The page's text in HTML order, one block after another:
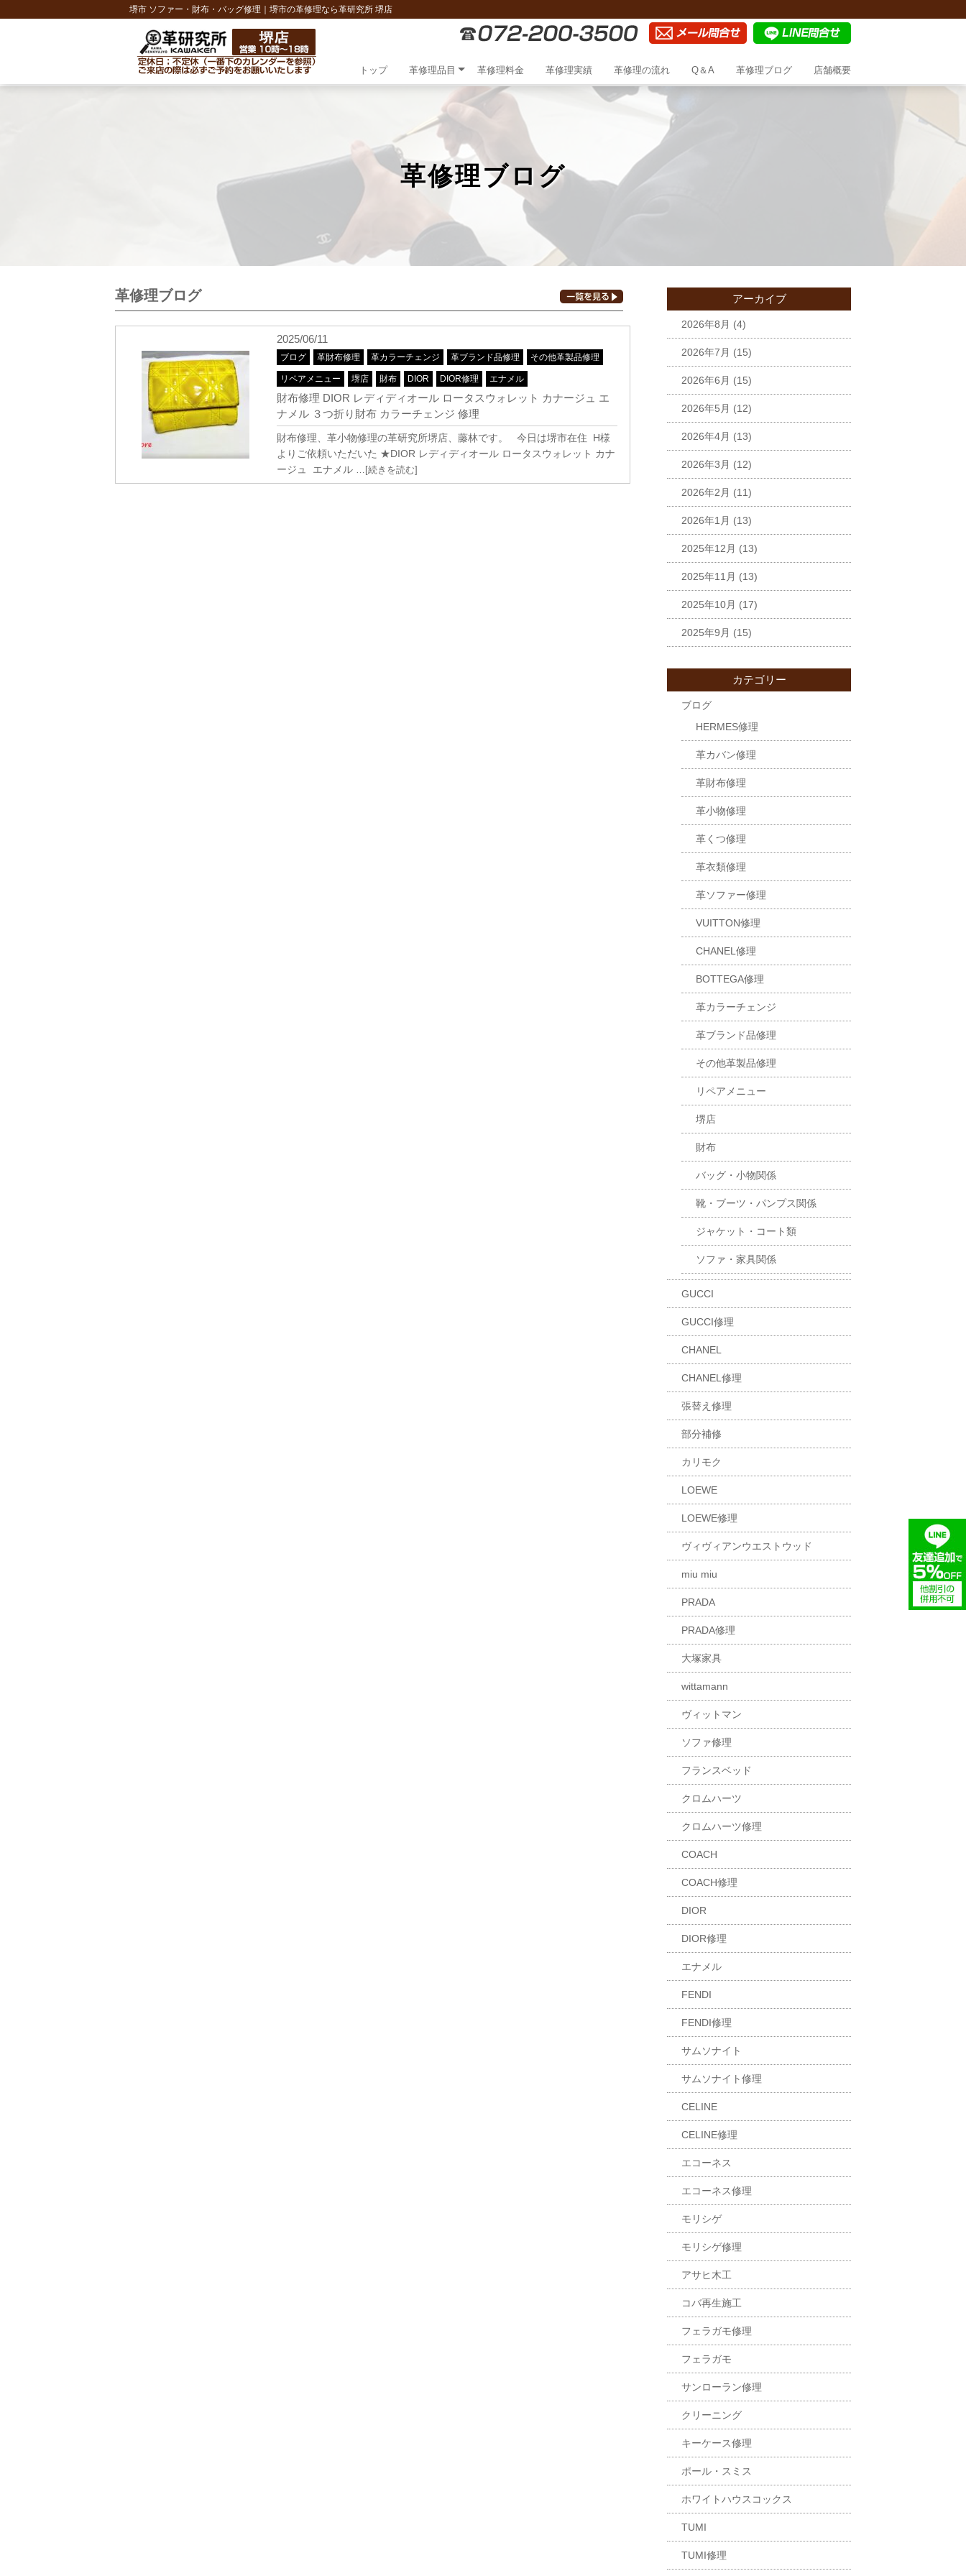
堺市 ソファー・財布・バッグ修理｜堺市の革修理なら革研究所 堺店
トップ 革修理品目 革修理料金 革修理実績 革修理の流れ Q＆A 革修理ブログ 店舗概要
革修理ブログ
革修理ブログ
2025/06/11
ブログ 革財布修理 革カラーチェンジ 革ブランド品修理 その他革製品修理
リペアメニュー 堺店 財布 DIOR DIOR修理 エナメル
財布修理 DIOR レディディオール ロータスウォレット カナージュ エ
ナメル ３つ折り財布 カラーチェンジ 修理
財布修理、革小物修理の革研究所堺店、藤林です。 今日は堺市在住 H様
よりご依頼いただいた ★DIOR レディディオール ロータスウォレット カナ
ージュ エナメル …[続きを読む]
アーカイブ
2026年8月 (4)
2026年7月 (15)
2026年6月 (15)
2026年5月 (12)
2026年4月 (13)
2026年3月 (12)
2026年2月 (11)
2026年1月 (13)
2025年12月 (13)
2025年11月 (13)
2025年10月 (17)
2025年9月 (15)
カテゴリー
ブログ
HERMES修理
革カバン修理
革財布修理
革小物修理
革くつ修理
革衣類修理
革ソファー修理
VUITTON修理
CHANEL修理
BOTTEGA修理
革カラーチェンジ
革ブランド品修理
その他革製品修理
リペアメニュー
堺店
財布
バッグ・小物関係
靴・ブーツ・パンプス関係
ジャケット・コート類
ソファ・家具関係
GUCCI
GUCCI修理
CHANEL
CHANEL修理
張替え修理
部分補修
カリモク
LOEWE
LOEWE修理
ヴィヴィアンウエストウッド
miu miu
PRADA
PRADA修理
大塚家具
wittamann
ヴィットマン
ソファ修理
フランスベッド
クロムハーツ
クロムハーツ修理
COACH
COACH修理
DIOR
DIOR修理
エナメル
FENDI
FENDI修理
サムソナイト
サムソナイト修理
CELINE
CELINE修理
エコーネス
エコーネス修理
モリシゲ
モリシゲ修理
アサヒ木工
コバ再生施工
フェラガモ修理
フェラガモ
サンローラン修理
クリーニング
キーケース修理
ポール・スミス
ホワイトハウスコックス
TUMI
TUMI修理